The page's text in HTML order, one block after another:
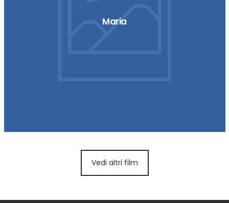
Maria
Vedi altri film